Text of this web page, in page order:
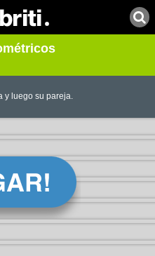
y luego su pareja.